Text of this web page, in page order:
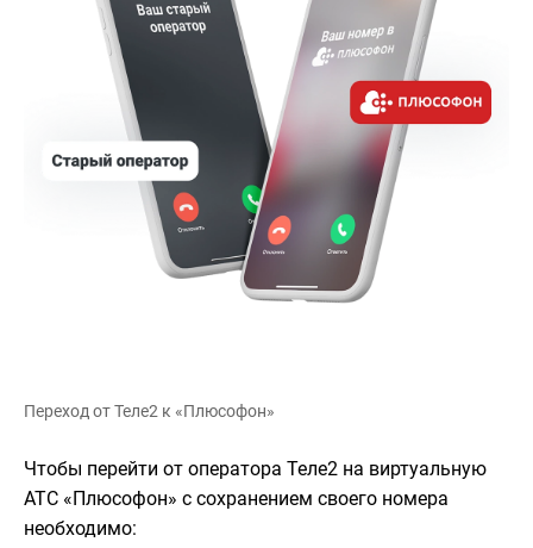
Переход от Теле2 к «Плюсофон»
Чтобы перейти от оператора Теле2 на виртуальную
АТС «Плюсофон» с сохранением своего номера
необходимо: